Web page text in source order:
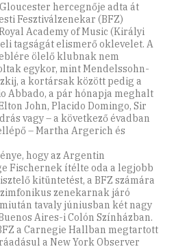
hercegnője adta át
Fesztiválzenekar (BFZ)
Academy of Music (Királyi
tagságát elismerő oklevelet. A
ölelő klubnak nem
egykor, mint Mendelssohn-
a kortársak között pedig a
Abbado, a pár hónapja meghalt
John, Placido Domingo, Sir
vagy – a következő évadban
– Martha Argerich és
hogy az Argentin
Fischernek ítélte oda a legjobb
kitüntetést, a BFZ számára
zenekarnak járó
tavaly júniusban két nagy
Aires-i Colón Színházban.
a Carnegie Hallban megtartott
a New York Observer